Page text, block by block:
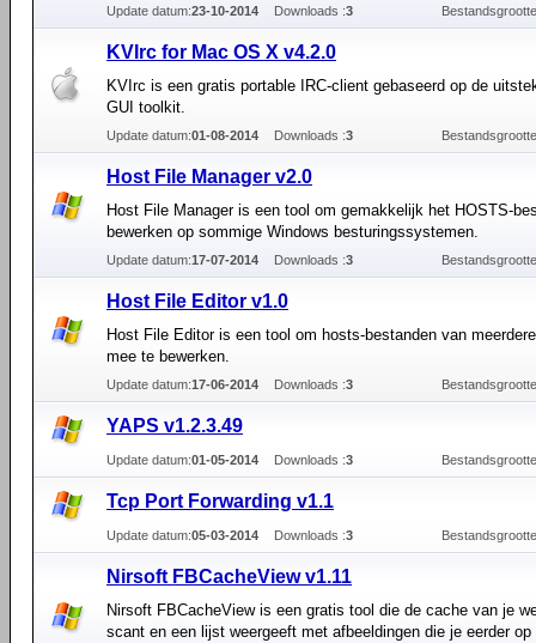
Update datum:23-10-2014 Downloads :3
KVIrc for Mac OS X v4.2.0
KVIrc is een gratis portable IRC-client gebaseerd op de
GUI toolkit.
Update datum:01-08-2014 Downloads :3
Host File Manager v2.0
Host File Manager is een tool om gemakkelijk het HOSTS-
bewerken op sommige Windows besturingssystemen.
Update datum:17-07-2014 Downloads :3
Host File Editor v1.0
Host File Editor is een tool om hosts-bestanden van
mee te bewerken.
Update datum:17-06-2014 Downloads :3
YAPS v1.2.3.49
Update datum:01-05-2014 Downloads :3
Tcp Port Forwarding v1.1
Update datum:05-03-2014 Downloads :3
Nirsoft FBCacheView v1.11
Nirsoft FBCacheView is een gratis tool die de cache van je
scant en een lijst weergeeft met afbeeldingen die je eerder op